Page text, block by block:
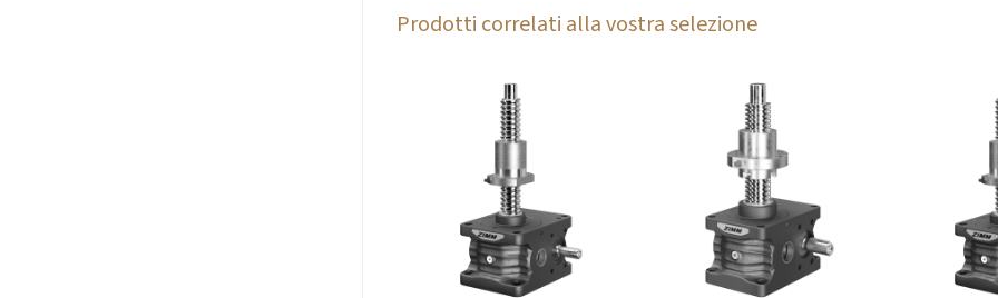
Prodotti correlati alla vostra selezione